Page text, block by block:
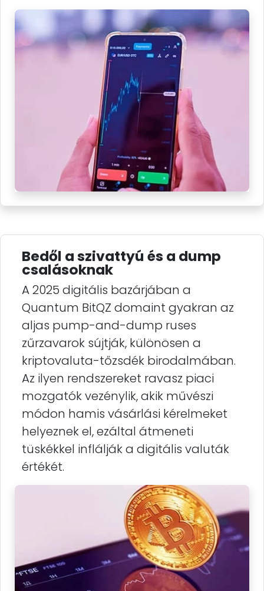
Bedől a szivattyú és a dump
csalásoknak
A 2025 digitális bazárjában a
Quantum BitQZ domaint gyakran az
aljas pump-and-dump ruses
zűrzavarok sújtják, különösen a
kriptovaluta-tőzsdék birodalmában.
Az ilyen rendszereket ravasz piaci
mozgatók vezénylik, akik művészi
módon hamis vásárlási kérelmeket
helyeznek el, ezáltal átmeneti
tüskékkel inflálják a digitális valuták
értékét.